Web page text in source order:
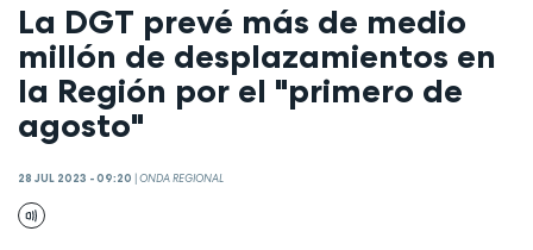
La DGT prevé más de medio
millón de desplazamientos en
la Región por el "primero de
agosto"
28 JUL 2023 - 09:20 |ONDA REGIONAL